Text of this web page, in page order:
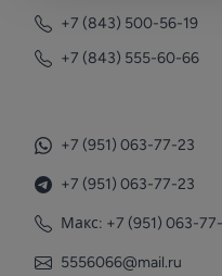
+7 (843) 500-56-19
+7 (843) 555-60-66
+7 (951) 063-77-23
+7 (951) 063-77-23
Макс: +7 (951) 063-
5556066@mail.ru